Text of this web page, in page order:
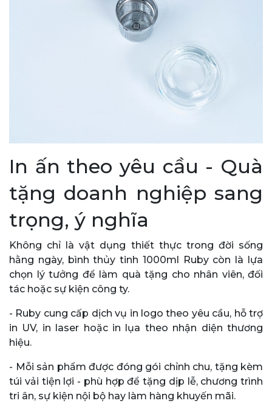
In ấn theo yêu cầu - Quà
tặng doanh nghiệp sang
trọng, ý nghĩa
Không chỉ là vật dụng thiết thực trong đời sống
hằng ngày, bình thủy tinh 1000ml Ruby còn là lựa
chọn lý tưởng để làm quà tặng cho nhân viên, đối
tác hoặc sự kiện công ty.
- Ruby cung cấp dịch vụ in logo theo yêu cầu, hỗ trợ
in UV, in laser hoặc in lụa theo nhận diện thương
hiệu.
- Mỗi sản phẩm được đóng gói chỉnh chu, tặng kèm
túi vải tiện lợi - phù hợp để tặng dịp lễ, chương trình
tri ân, sự kiện nội bộ hay làm hàng khuyến mãi.